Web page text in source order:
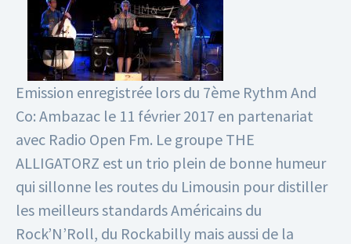
Emission enregistrée lors du 7ème Rythm And
Co: Ambazac le 11 février 2017 en partenariat
avec Radio Open Fm. Le groupe THE
ALLIGATORZ est un trio plein de bonne humeur
qui sillonne les routes du Limousin pour distiller
les meilleurs standards Américains du
Rock’N’Roll, du Rockabilly mais aussi de la